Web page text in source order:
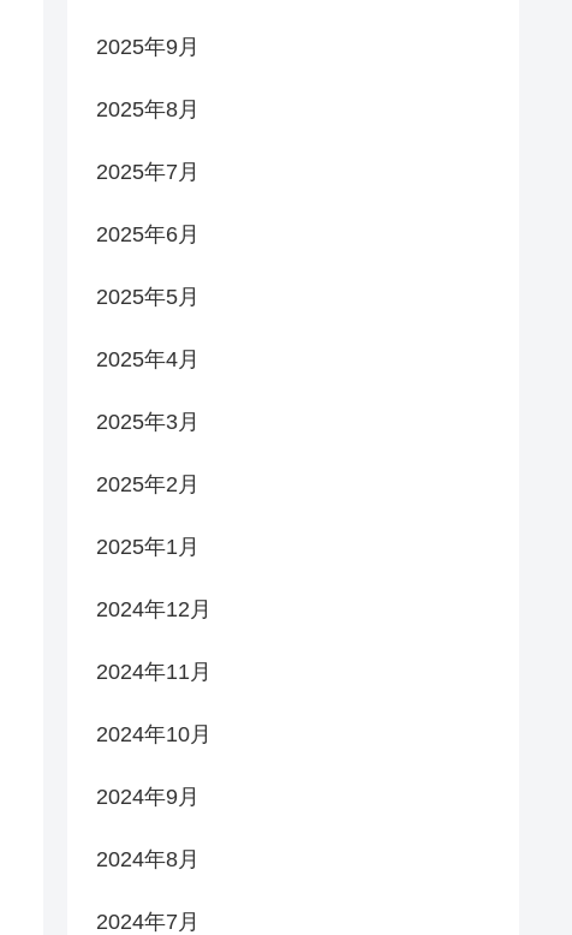
2025年9月
2025年8月
2025年7月
2025年6月
2025年5月
2025年4月
2025年3月
2025年2月
2025年1月
2024年12月
2024年11月
2024年10月
2024年9月
2024年8月
2024年7月